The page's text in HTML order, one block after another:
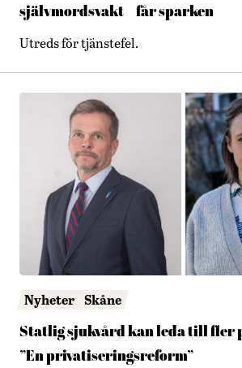
självmordsvakt – får sparken
Utreds för tjänstefel.
Nyheter Skåne
Statlig sjukvård kan leda till fler
”En privatiseringsreform”